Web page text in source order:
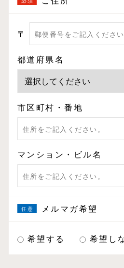
〒
都道府県名
市区町村・番地
マンション・ビル名
メルマガ希望
希望する 希望し